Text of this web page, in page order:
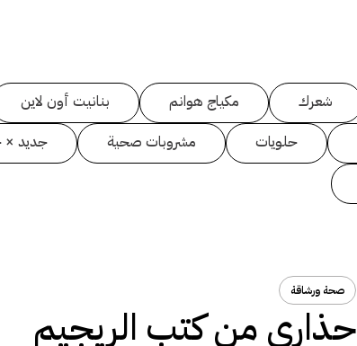
شعرك مكياج هوانم بنانيت أون لاين
حلويات مشروبات صحية جديد ×
صحة ورشاقة
حذارى من كتب الريجيم